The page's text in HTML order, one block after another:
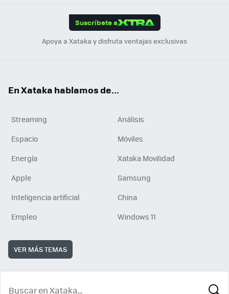
Suscríbete a
Apoya a Xataka y disfruta ventajas exclusivas
En Xataka hablamos de...
Streaming
Análisis
Espacio
Móviles
Energía
Xataka Movilidad
Apple
Samsung
Inteligencia artificial
China
Empleo
Windows 11
VER MÁS TEMAS